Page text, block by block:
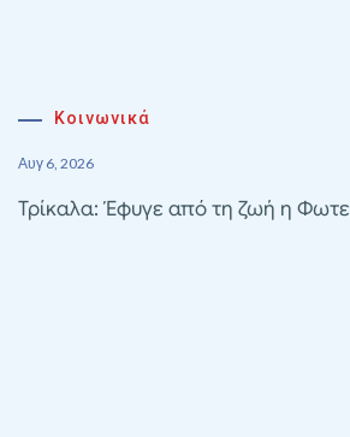
Κοινωνικά
Αυγ 6, 2026
Τρίκαλα: Έφυγε από τη ζωή η